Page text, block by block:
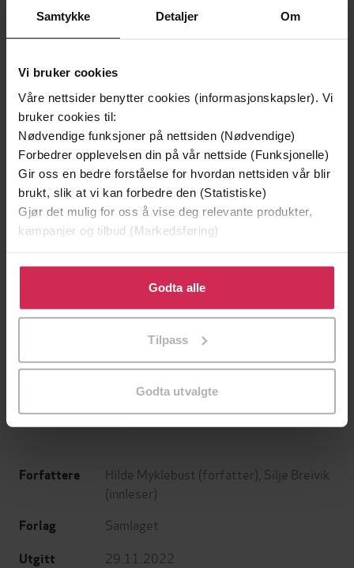
Samtykke Detaljer Om
Vi bruker cookies
Våre nettsider benytter cookies (informasjonskapsler). Vi
bruker cookies til:
Nødvendige funksjoner på nettsiden (Nødvendige)
Forbedrer opplevelsen din på vår nettside (Funksjonelle)
Gir oss en bedre forståelse for hvordan nettsiden vår blir
brukt, slik at vi kan forbedre den (Statistiske)
Gjør det mulig for oss å vise deg relevante produkter,
kampanjer og tilbud (Markedsføring)
Klikk på «Godta alle» for å gi oss ditt samtykke til å
bruke cookies for alle disse formålene. Du kan også
tilpasse ditt samtykke til spesifikke formål ved å klikke
Godta alle
Tilpass
Godta utvalgte
Andre har også kjøpt
Vinner av Rivertonprisen
Jo Nesbø
Første gang på tilbud
Jørn Lier Horst
Forfattere Hilde Myklebust (forfatter), Silje Breivik
(innleser)
Forlag Samlaget
Utgitt 29.11.2022